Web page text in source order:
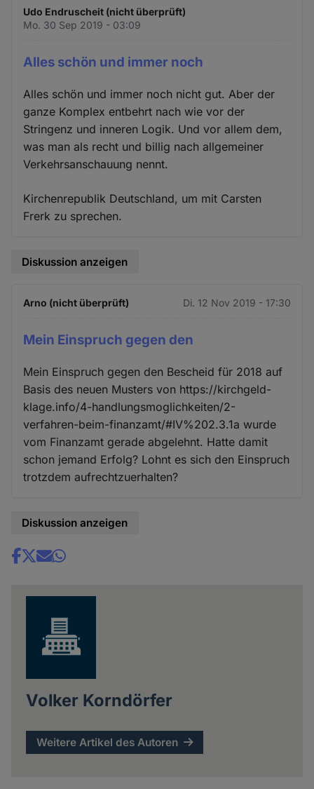
Udo Endruscheit (nicht überprüft)
Mo. 30 Sep 2019 - 03:09
Alles schön und immer noch
Alles schön und immer noch nicht gut. Aber der
ganze Komplex entbehrt nach wie vor der
Stringenz und inneren Logik. Und vor allem dem,
was man als recht und billig nach allgemeiner
Verkehrsanschauung nennt.
Kirchenrepublik Deutschland, um mit Carsten
Frerk zu sprechen.
Diskussion anzeigen
Arno (nicht überprüft) Di. 12 Nov 2019 - 17:30
Mein Einspruch gegen den
Mein Einspruch gegen den Bescheid für 2018 auf
Basis des neuen Musters von https://kirchgeld-
klage.info/4-handlungsmoglichkeiten/2-
verfahren-beim-finanzamt/#IV%202.3.1a wurde
vom Finanzamt gerade abgelehnt. Hatte damit
schon jemand Erfolg? Lohnt es sich den Einspruch
trotzdem aufrechtzuerhalten?
Diskussion anzeigen
Share
Volker Korndörfer
Weitere Artikel des Autoren